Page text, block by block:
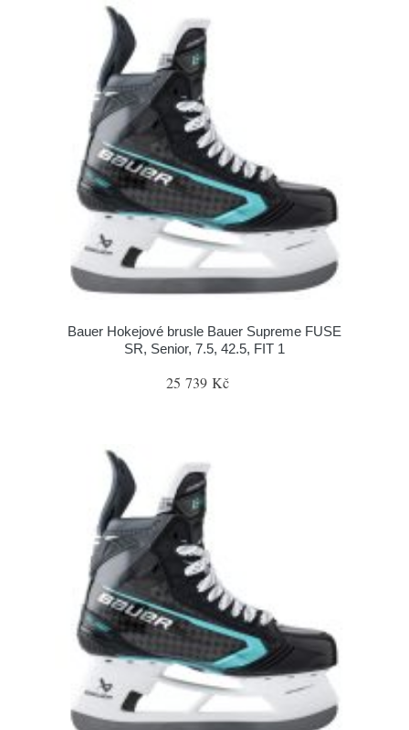
Bauer Hokejové brusle Bauer Supreme FUSE
SR, Senior, 7.5, 42.5, FIT 1
25 739 Kč